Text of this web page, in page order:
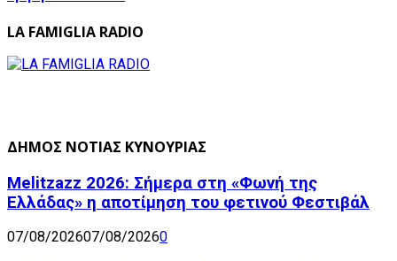
LA FAMIGLIA RADIO
ΔΗΜΟΣ ΝΟΤΙΑΣ ΚΥΝΟΥΡΙΑΣ
Melitzazz 2026: Σήμερα στη «Φωνή της
Ελλάδας» η αποτίμηση του φετινού Φεστιβάλ
07/08/202607/08/20260